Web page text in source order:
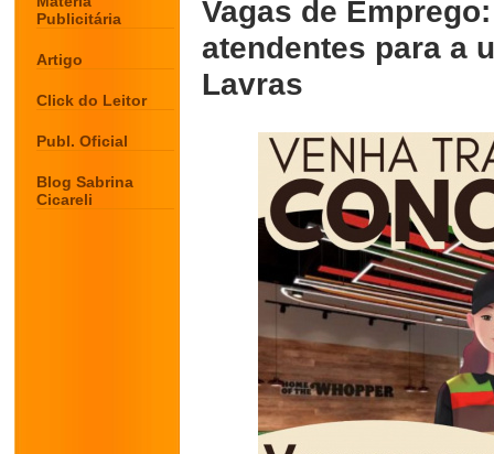
Publicitária
Artigo
Click do Leitor
Publ. Oficial
Blog Sabrina
Cicareli
Vagas de
atendentes para a
Lavras